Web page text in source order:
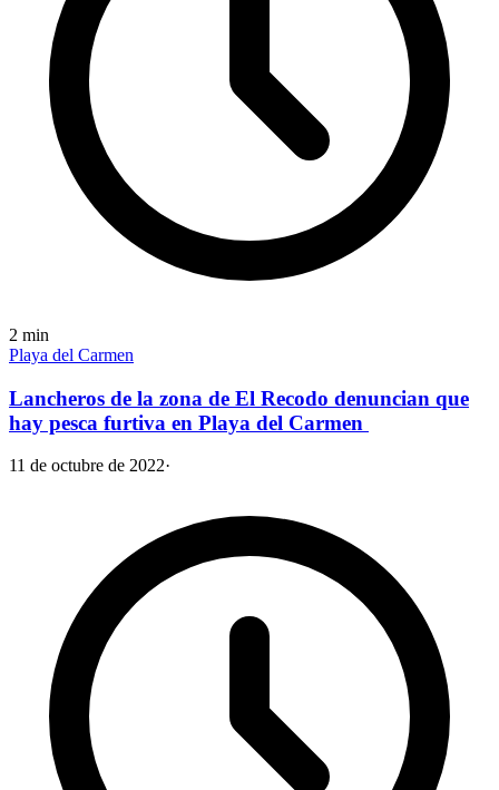
2 min
Playa del Carmen
Lancheros de la zona de El Recodo denuncian que
hay pesca furtiva en Playa del Carmen
11 de octubre de 2022·